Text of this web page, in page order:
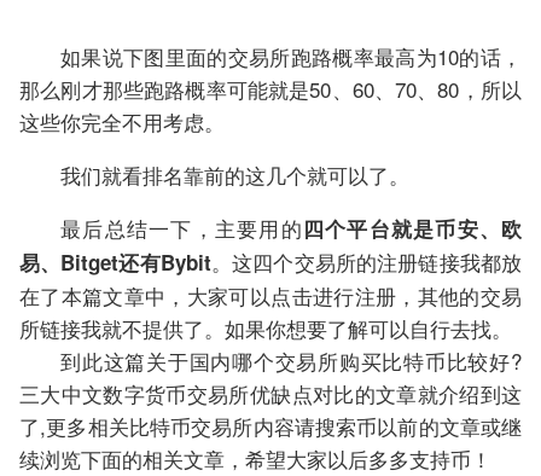
如果说下图里面的交易所跑路概率最高为10的话，
那么刚才那些跑路概率可能就是50、60、70、80，所以
这些你完全不用考虑。
我们就看排名靠前的这几个就可以了。
最后总结一下，主要用的四个平台就是币安、欧
易、Bitget还有Bybit。这四个交易所的注册链接我都放
在了本篇文章中，大家可以点击进行注册，其他的交易
所链接我就不提供了。如果你想要了解可以自行去找。
到此这篇关于国内哪个交易所购买比特币比较好?
三大中文数字货币交易所优缺点对比的文章就介绍到这
了,更多相关比特币交易所内容请搜索币以前的文章或继
续浏览下面的相关文章，希望大家以后多多支持币！